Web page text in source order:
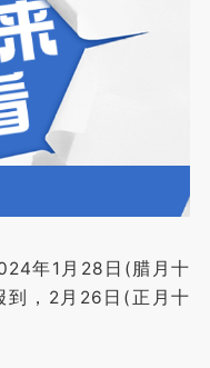
年1月28日(腊月十
到，2月26日(正月十